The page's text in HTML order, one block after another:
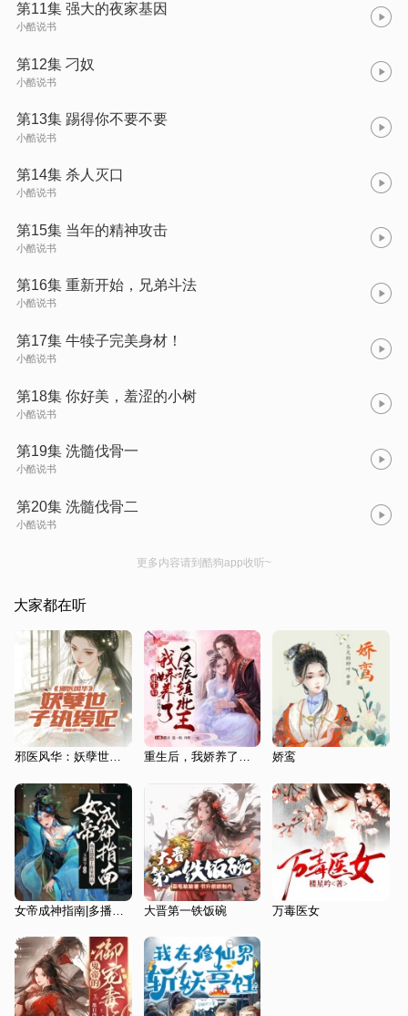
第11集 强大的夜家基因
小酷说书
第12集 刁奴
小酷说书
第13集 踢得你不要不要
小酷说书
第14集 杀人灭口
小酷说书
第15集 当年的精神攻击
小酷说书
第16集 重新开始，兄弟斗法
小酷说书
第17集 牛犊子完美身材！
小酷说书
第18集 你好美，羞涩的小树
小酷说书
第19集 洗髓伐骨一
小酷说书
第20集 洗髓伐骨二
小酷说书
更多内容请到酷狗app收听~
大家都在听
邪医风华：妖孽世子纨绔妃 重生后，我娇养了反派镇北王 娇鸾
大晋第一铁饭碗 万毒医女